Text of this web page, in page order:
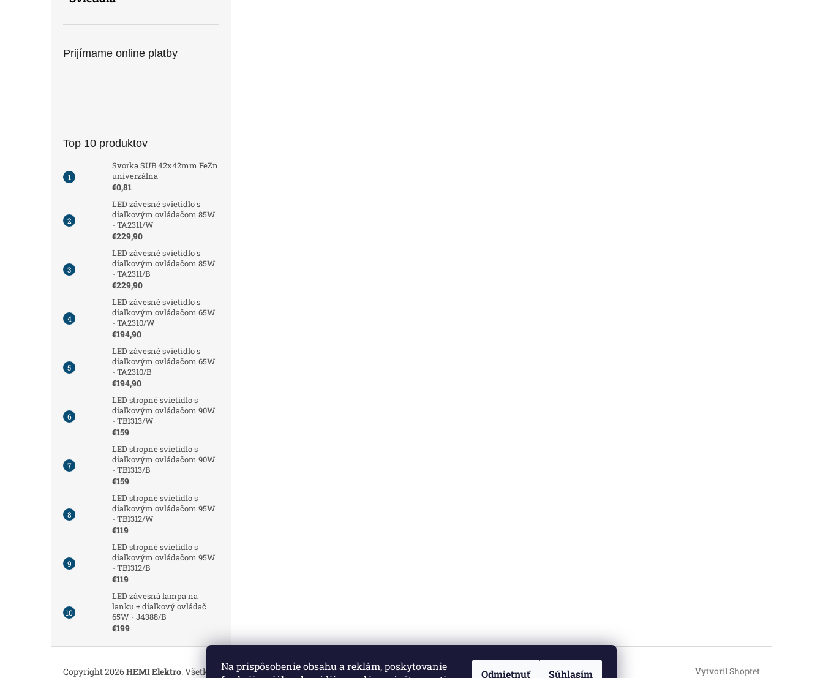
Na prispôsobenie obsahu a reklám, poskytovanie
Odmietnuť Súhlasím
Prijímame online platby
Top 10 produktov
Svorka SUB 42x42mm FeZn
univerzálna
€0,81
LED závesné svietidlo s
diaľkovým ovládačom 85W
- TA2311/W
€229,90
LED závesné svietidlo s
diaľkovým ovládačom 85W
- TA2311/B
€229,90
LED závesné svietidlo s
diaľkovým ovládačom 65W
- TA2310/W
€194,90
LED závesné svietidlo s
diaľkovým ovládačom 65W
- TA2310/B
€194,90
LED stropné svietidlo s
diaľkovým ovládačom 90W
- TB1313/W
€159
LED stropné svietidlo s
diaľkovým ovládačom 90W
- TB1313/B
€159
LED stropné svietidlo s
diaľkovým ovládačom 95W
- TB1312/W
€119
LED stropné svietidlo s
diaľkovým ovládačom 95W
- TB1312/B
€119
LED závesná lampa na
lanku + diaľkový ovládač
65W - J4388/B
€199
Vytvoril Shoptet
Copyright 2026HEMI Elektro. Všetky práva vyhradené.Upraviť nastavenie cookies